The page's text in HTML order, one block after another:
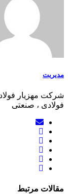
مدیریت
شرکت مهزیار
فولادی ، صنعتی
مقالات مرتبط